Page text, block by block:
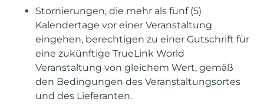
Stornierungen, die mehr als fünf (5)
Kalendertage vor einer Veranstaltung
eingehen, berechtigen zu einer Gutschrift für
eine zukünftige TrueLink World
Veranstaltung von gleichem Wert, gemäß
den Bedingungen des Veranstaltungsortes
und des Lieferanten.